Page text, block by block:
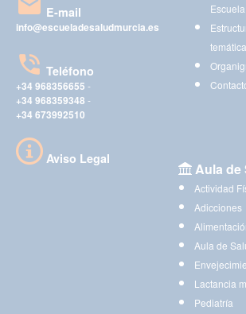
E-mail
info@escueladesaludmurcia.es
Teléfono
+34 968356655 -
+34 968359348 -
+34 673992510
Aviso Legal
Aula de
Actividad
Adicciones
Aula de
Lactancia
Pediatría